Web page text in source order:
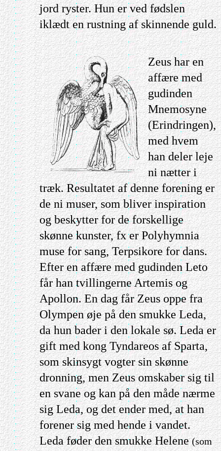
jord ryster. Hun er ved fødslen
iklædt en rustning af skinnende guld.
Zeus har en
affære med
gudinden
Mnemosyne
(Erindringen),
med hvem
han deler leje
ni nætter i
træk. Resultatet af denne forening er
de ni muser, som bliver inspiration
og beskytter for de forskellige
skønne kunster, fx er Polyhymnia
muse for sang, Terpsikore for dans.
Efter en affære med gudinden Leto
får han tvillingerne Artemis og
Apollon. En dag får Zeus oppe fra
Olympen øje på den smukke Leda,
da hun bader i den lokale sø. Leda er
gift med kong Tyndareos af Sparta,
som skinsygt vogter sin skønne
dronning, men Zeus omskaber sig til
en svane og kan på den måde nærme
sig Leda, og det ender med, at han
forener sig med hende i vandet.
Leda føder den smukke Helene(som